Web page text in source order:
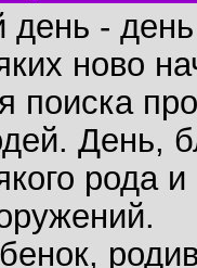
день -
ново
поиска
День,
рода